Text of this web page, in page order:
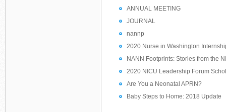
ANNUAL MEETING
JOURNAL
nannp
2020 Nurse in Washington
NANN Footprints: Stories from the
2020 NICU Leadership Forum
Are You a Neonatal APRN?
Baby Steps to Home: 2018 Update